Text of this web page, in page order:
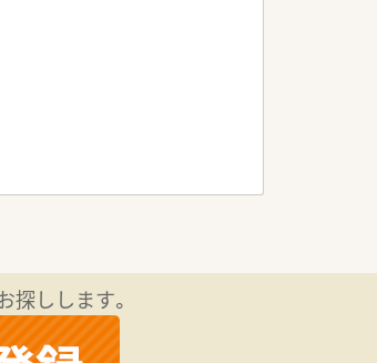
しします。